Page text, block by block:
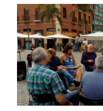
l
a
s
i
n